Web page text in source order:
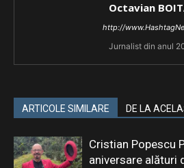
Octavian
http://
Jurnalist din anul
ARTICOLE SIMILARE DE LA
Cristian Popescu
aniversare alături